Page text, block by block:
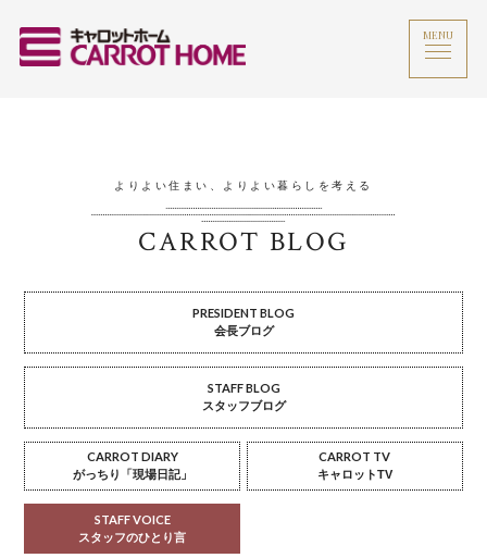
MENU
よりよい住まい、よりよい暮らしを考える
CARROT BLOG
PRESIDENT BLOG
会長ブログ
STAFF BLOG
スタッフブログ
CARROT DIARY
がっちり「現場日記」
CARROT TV
キャロットTV
STAFF VOICE
スタッフのひとり言